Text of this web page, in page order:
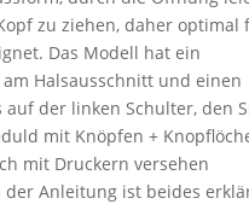
zu ziehen, daher optimal
Das Modell hat ein
Halsausschnitt und einen
auf der linken Schulter, den
mit Knöpfen +
mit Druckern versehen
der Anleitung ist beides